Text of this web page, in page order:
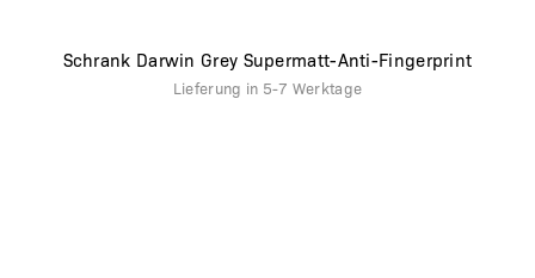
Schrank Darwin Grey Supermatt-Anti-Fingerprint
Lieferung in 5-7 Werktage